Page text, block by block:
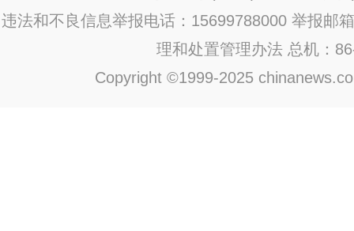
违法和不良信息举报电话：15699788000 举报邮
理和处置管理办法 总机：
Copyright ©1999-2025